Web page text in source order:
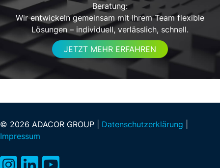
Beratung:
Wir entwickeln gemeinsam mit Ihrem Team flexible
Lösungen – individuell, verlässlich, schnell.
JETZT MEHR ERFAHREN
© 2026 ADACOR GROUP | Datenschutzerklärung
Impressum